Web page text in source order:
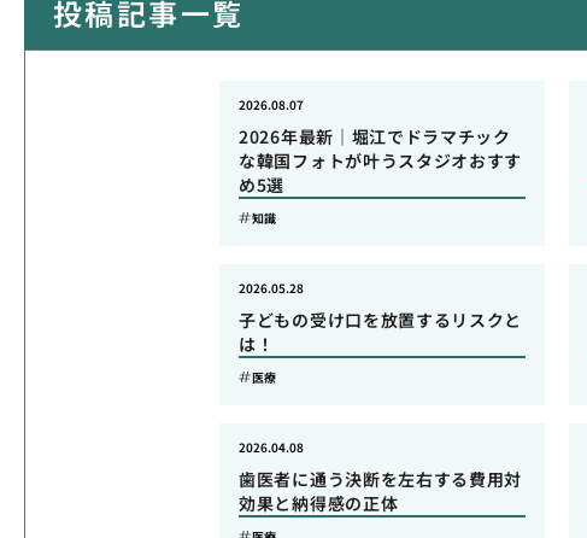
投稿記事一覧
2026年最新｜堀江でドラマチック
な韓国フォトが叶うスタジオおすす
め5選
2026.08.07
知識
子どもの受け口を放置するリスクと
は！
2026.05.28
医療
歯医者に通う決断を左右する費用対
効果と納得感の正体
2026.04.08